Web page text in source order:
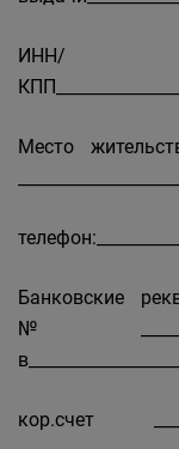
ИНН/
Место
Банковские
кор.счет